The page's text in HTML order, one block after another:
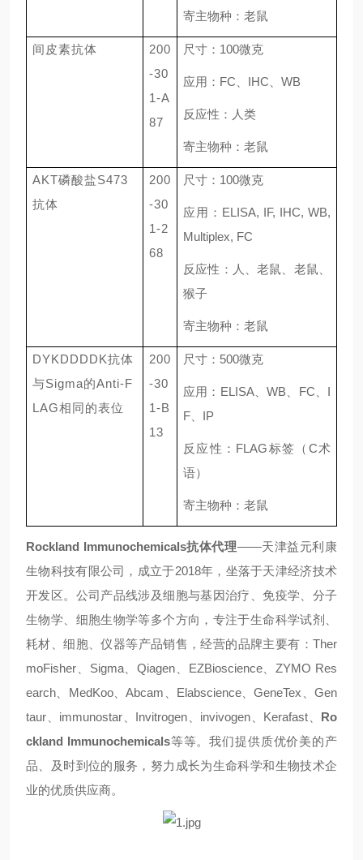
寄主物种：老鼠
间皮素抗体
200
-30
1-A
87
尺寸： 100微克
应用： FC IHC WB
反应性：人类
寄主物种：老鼠
AKT磷酸盐S473
抗体
200
-30
1-2
68
尺寸： 100微克
应用： ELISA, IF, IHC, WB,
Multiplex, FC
反应性：人、老鼠、老鼠、
猴子
寄主物种：老鼠
DYKDDDDK抗体
与Sigma的Anti-F
LAG相同的表位
200
-30
1-B
13
尺寸： 500微克
应用： ELISA、WB FC
I
F
IP
反应性： FLAG标签（ C术
语）
寄主物种：老鼠
Rockland Immunochemicals抗体代理——天津益元利康
生物科技有限公司，成立于2018年，坐落于天津经济技术
开发区。公司产品线涉及细胞与基因治疗、免疫学、分子
生物学、细胞生物学等多个方向，专注于生命科学试剂、
耗材、细胞、仪器等产品销售，经营的品牌主要有：Ther
moFisher、Sigma、Qiagen、EZBioscience、ZYMO Res
earch、MedKoo、Abcam、Elabscience、GeneTex、Gen
taur、immunostar、Invitrogen、invivogen、Kerafast、 Ro
ckland Immunochemicals等等。我们提供质优价美的产
品、及时到位的服务，努力成长为生命科学和生物技术企
业的优质供应商。